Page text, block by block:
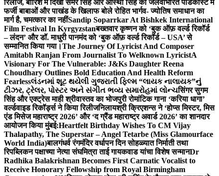
रिलीज, बारिश में दिखा समर सिंह और आस्था सिंह का जलवाभारत पॉडकास्ट में
फर्जी बाबाओं और पाखंड के खिलाफ बोले रोहित भार्गव- ज्योतिष समाधान का
मार्ग है, चमत्कार का नहींSandip Soparrkar At Bishkek International
Film Festival In Kyrgyzstanबख्तवार कृष्णन को ‘बुक ऑफ़ वर्ल्ड रिकॉर्ड
– लंदन’ और डॉ. माधुरी पानमंद को ‘बुक ऑफ़ वर्ल्ड रिकॉर्ड – USA’ से
सम्मानित किया गया।The Journey Of Lyricist And Composer
Amitabh Ranjan From Journalist To Welknown LyricistA
Visionary For The Vulnerable: J&Ks Daughter Reena
Choudhary Outlines Bold Education And Health Reform
Fearlessલંડનમાં શૂટ થયેલી ગુજરાતી ફિલ્મ “લાયક નાલાયક”નું
ટીઝર, ટ્રેલર, પોસ્ટર અને સંગીત ભવ્ય સમારોહમાં લોન્ચसिंगर सुगम
सिंह और एक्ट्रेस माही श्रीवास्तव का भोजपुरी रोमांटिक गाना ‘करिया धागा’
वर्ल्डवाइड रिकॉर्ड्स ने किया रिलीजनिलायश्री क्रिएशन्स ने ‘होप्स मिस्टर, मिस
एंड मिसेज महाराष्ट्र 2026’ और ‘द ग्रैंड महाराष्ट्र अवार्ड 2026’ का शानदार
आयोजन किया मुंबई:Heartfelt Birthday Wishes To CM Vijay
Thalapathy, The Superstar – Angel Tetarbe (Miss Glamourface
World India)बालगंधर्व रंगमंदिर वर्धापन दिन सोहळ्यात निर्माती तथा
रिपब्लिकन पक्षाच्या नेत्या संघमित्रा ताई गायकवाड यांचा विशेष सन्मानDr
Radhika Balakrishnan Becomes First Carnatic Vocalist to
Receive Honorary Fellowship from Royal Birmingham